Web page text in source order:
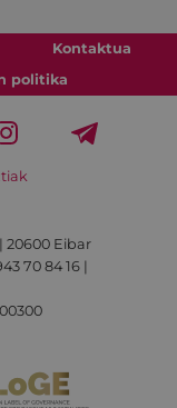
Kontaktua
politika
20600 Eibar
70 84 16 |